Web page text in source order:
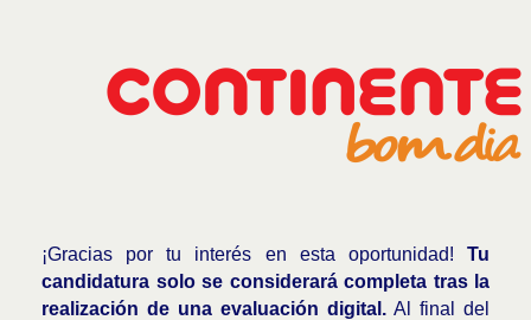
¡Gracias por tu interés en esta oportunidad! Tu
candidatura solo se considerará completa tras la
realización de una evaluación digital. Al final del